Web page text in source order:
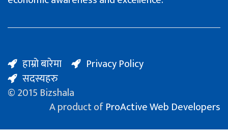
हाम्रो बारेमा
Privacy Policy
सदस्यहरु
© 2015 Bizshala
A product ofProActive Web Developers